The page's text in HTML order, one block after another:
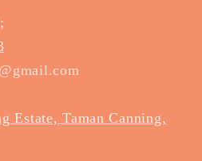
Estate, Taman Canning,